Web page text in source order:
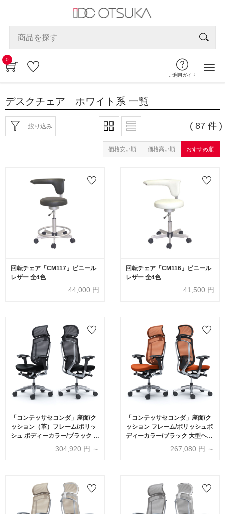
0
ご利用ガイド
デスクチェア ホワイト系 一覧
絞り込み ( 87 件 )
価格安い順 価格高い順 おすすめ順
回転チェア「CM117」ビニール
レザー 全4色
44,000 円
回転チェア「CM116」ビニール
レザー 全4色
41,500 円
「コンテッサセコンダ」座面/ク
ッション（革）フレーム/ポリッ
シュ ボディーカラー/ブラック 大
型ヘッドレスト 張地全3色 ラン
バーサポート有・無【受注生産
304,920 円 ～
「コンテッサセコンダ」座面/ク
ッション フレーム/ポリッシュボ
ディーカラー/ブラック 大型ヘッ
ドレスト 張地全13色 ランバーサ
ポート有・無【受注生産品】
267,080 円 ～